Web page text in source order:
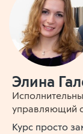
Элина
управляющий
Курс просто